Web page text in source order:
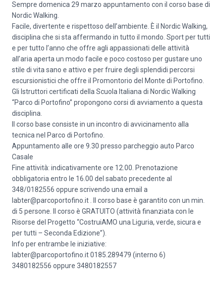
Sempre domenica 29 marzo appuntamento con il corso base di
Nordic Walking.
Facile, divertente e rispettoso dell’ambiente. È il Nordic Walking,
disciplina che si sta affermando in tutto il mondo. Sport per tutti
e per tutto l’anno che offre agli appassionati delle attività
all’aria aperta un modo facile e poco costoso per gustare uno
stile di vita sano e attivo e per fruire degli splendidi percorsi
escursionistici che offre il Promontorio del Monte di Portofino.
Gli Istruttori certificati della Scuola Italiana di Nordic Walking
“Parco di Portofino” propongono corsi di avviamento a questa
disciplina.
Il corso base consiste in un incontro di avvicinamento alla
tecnica nel Parco di Portofino.
Appuntamento alle ore 9.30 presso parcheggio auto Parco
Casale
Fine attività: indicativamente ore 12.00. Prenotazione
obbligatoria entro le 16.00 del sabato precedente al
348/0182556 oppure scrivendo una email a
labter@parcoportofino.it . Il corso base è garantito con un min.
di 5 persone. Il corso è GRATUITO (attività finanziata con le
Risorse del Progetto “CostruiAMO una Liguria, verde, sicura e
per tutti – Seconda Edizione”).
Info per entrambe le iniziative:
labter@parcoportofino.it 0185.289479 (interno 6)
3480182556 oppure 3480182557